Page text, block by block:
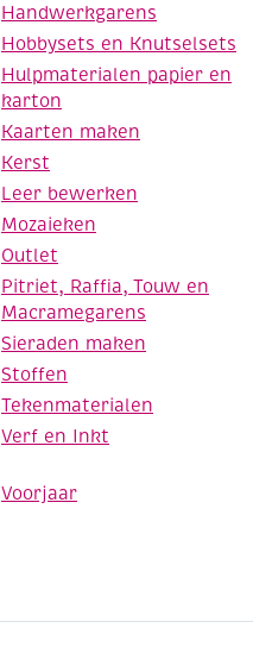
Handwerkgarens
Hobbysets en Knutselsets
Hulpmaterialen papier en
karton
Kaarten maken
Kerst
Leer bewerken
Mozaieken
Outlet
Pitriet, Raffia, Touw en
Macramegarens
Sieraden maken
Stoffen
Tekenmaterialen
Verf en Inkt
Voorjaar